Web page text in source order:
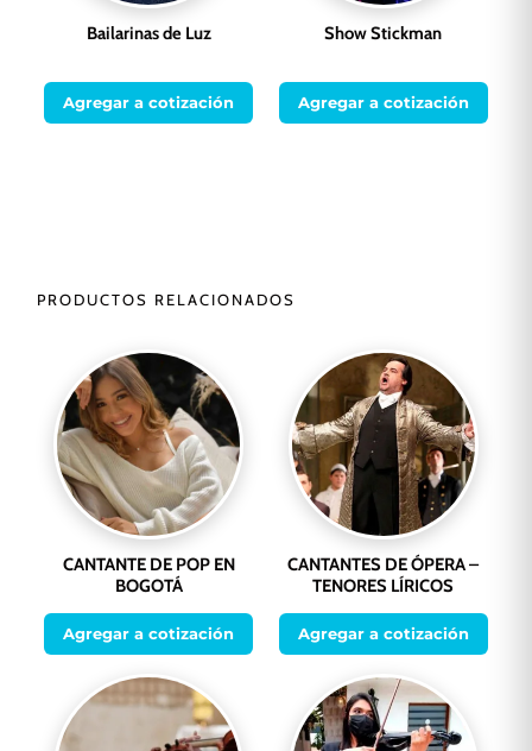
Bailarinas de Luz
Agregar a cotización
Show Stickman
Agregar a cotización
PRODUCTOS RELACIONADOS
CANTANTE DE POP EN
BOGOTÁ
Agregar a cotización
CANTANTES DE ÓPERA –
TENORES LÍRICOS
Agregar a cotización